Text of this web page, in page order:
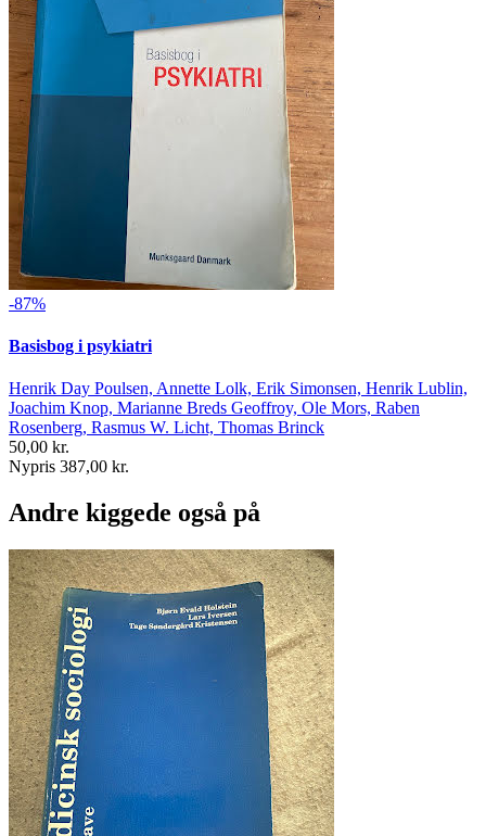
-87%
Basisbog i psykiatri
Henrik Day Poulsen, Annette Lolk, Erik Simonsen, Henrik Lublin,
Joachim Knop, Marianne Breds Geoffroy, Ole Mors, Raben
Rosenberg, Rasmus W. Licht, Thomas Brinck
50,00 kr.
Nypris 387,00 kr.
Andre kiggede også på